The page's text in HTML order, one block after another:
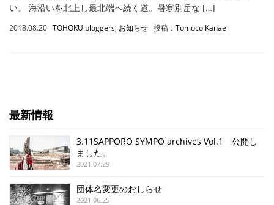
い。 海沿いを北上し最北端へ続く道。暑寒別岳な […]
2018.08.20 TOHOKU bloggers, お知らせ 投稿： Tomoco Kanae
最新情報
3.11SAPPORO SYMPO archives Vol.1 公開し
ました。
2021.07.29
団体名変更のおしらせ
2021.06.25